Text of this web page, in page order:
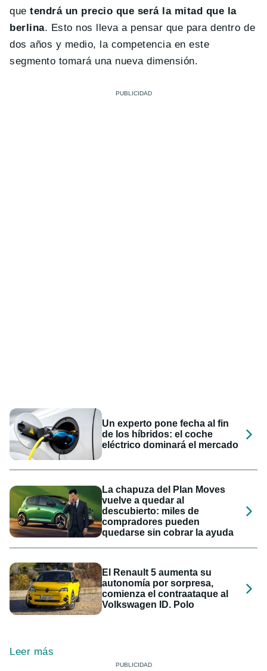
que tendrá un precio que será la mitad que la
berlina. Esto nos lleva a pensar que para dentro de
dos años y medio, la competencia en este
segmento tomará una nueva dimensión.
Un experto pone fecha al fin
de los híbridos: el coche
eléctrico dominará el mercado
La chapuza del Plan Moves
vuelve a quedar al
descubierto: miles de
compradores pueden
quedarse sin cobrar la ayuda
El Renault 5 aumenta su
autonomía por sorpresa,
comienza el contraataque al
Volkswagen ID. Polo
Leer más